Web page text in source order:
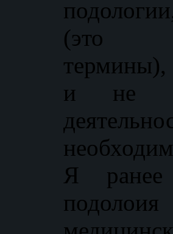
(это
термины),
и не
Я ранее